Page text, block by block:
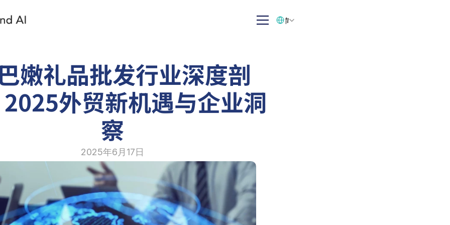
嫩礼品批发行业深度剖
外贸新机遇与企业洞
察
2025年6月17日
简体中文